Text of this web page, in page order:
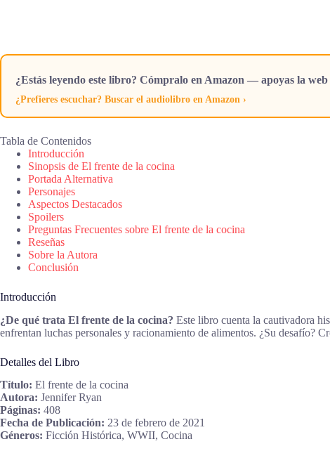
¿Estás leyendo este libro? Cómpralo en Amazon — apoyas la
¿Prefieres escuchar? Buscar el audiolibro en Amazon ›
Tabla de Contenidos
Introducción
Sinopsis de El frente de la cocina
Portada Alternativa
Personajes
Aspectos Destacados
Spoilers
Preguntas Frecuentes sobre El frente de la cocina
Reseñas
Sobre la Autora
Conclusión
Introducción
¿De qué trata El frente de la cocina? Este libro cuenta la cautivadora
enfrentan luchas personales y racionamiento de alimentos. ¿Su desafío?
Detalles del Libro
Título: El frente de la cocina
Autora: Jennifer Ryan
Páginas: 408
Fecha de Publicación: 23 de febrero de 2021
Géneros: Ficción Histórica, WWII, Cocina